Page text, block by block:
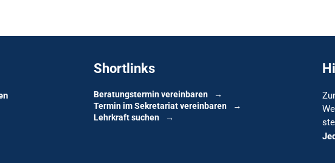
Shortlinks
Beratungstermin vereinbaren
Termin im Sekretariat vereinbaren
Lehrkraft suchen